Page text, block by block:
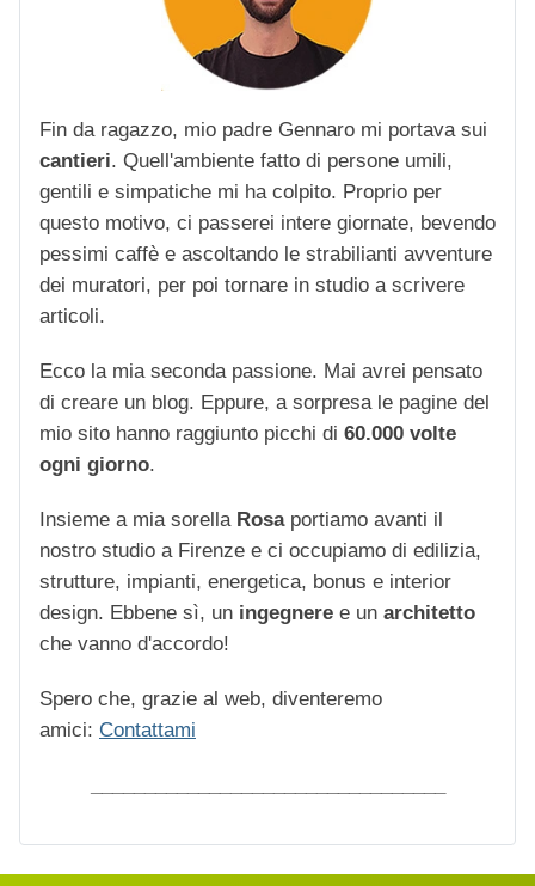
Fin da ragazzo, mio padre Gennaro mi portava sui
cantieri. Quell'ambiente fatto di persone umili,
gentili e simpatiche mi ha colpito. Proprio per
questo motivo, ci passerei intere giornate, bevendo
pessimi caffè e ascoltando le strabilianti avventure
dei muratori, per poi tornare in studio a scrivere
articoli.
Ecco la mia seconda passione. Mai avrei pensato
di creare un blog. Eppure, a sorpresa le pagine del
mio sito hanno raggiunto picchi di 60.000 volte
ogni giorno.
Insieme a mia sorella Rosaportiamo avanti il
nostro studio a Firenze e ci occupiamo di edilizia,
strutture, impianti, energetica, bonus e interior
design. Ebbene sì, un ingegnere e un architetto
che vanno d'accordo!
Spero che, grazie al web, diventeremo
amici: Contattami